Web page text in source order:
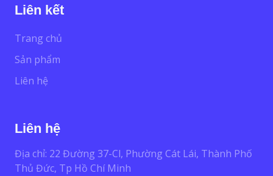
Liên kết
Trang chủ
Sản phẩm
Liên hệ
Liên hệ
Địa chỉ: 22 Đường 37-Cl, Phường Cát Lái, Thành Phố
Thủ Đức, Tp Hồ Chí Minh